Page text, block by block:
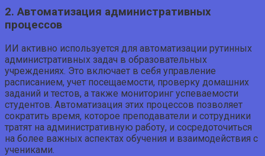
2. Автоматизация административных
процессов
ИИ активно используется для автоматизации рутинных
административных задач в образовательных
учреждениях. Это включает в себя управление
расписанием, учет посещаемости, проверку домашних
заданий и тестов, а также мониторинг успеваемости
студентов. Автоматизация этих процессов позволяет
сократить время, которое преподаватели и сотрудники
тратят на административную работу, и сосредоточиться
на более важных аспектах обучения и взаимодействия с
учениками.